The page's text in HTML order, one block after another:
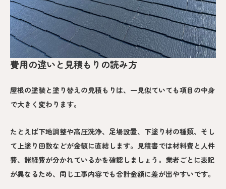
費用の違いと見積もりの読み方
屋根の塗装と塗り替えの見積もりは、一見似ていても項目の中身
で大きく変わります。
たとえば下地調整や高圧洗浄、足場設置、下塗り材の種類、そし
て上塗り回数などが金額に直結します。見積書では材料費と人件
費、諸経費が分かれているかを確認しましょう。業者ごとに表記
が異なるため、同じ工事内容でも合計金額に差が出やすいです。